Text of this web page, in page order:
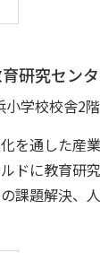
研究セン
小学校校舎2階
を通した産
ドに教育研
課題解決、